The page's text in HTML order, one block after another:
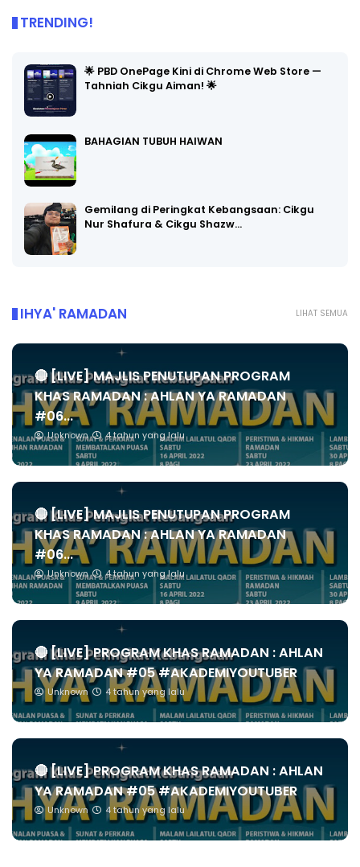
TRENDING!
🌟 PBD OnePage Kini di Chrome Web Store —
Tahniah Cikgu Aiman! 🌟
BAHAGIAN TUBUH HAIWAN
Gemilang di Peringkat Kebangsaan: Cikgu
Nur Shafura & Cikgu Shazw…
LIHAT SEMUA
IHYA' RAMADAN
🔴 [LIVE] MAJLIS PENUTUPAN PROGRAM
KHAS RAMADAN : AHLAN YA RAMADAN
#06...
Unknown 4 tahun yang lalu
🔴 [LIVE] MAJLIS PENUTUPAN PROGRAM
KHAS RAMADAN : AHLAN YA RAMADAN
#06...
Unknown 4 tahun yang lalu
🔴 [LIVE] PROGRAM KHAS RAMADAN : AHLAN
YA RAMADAN #05 #AKADEMIYOUTUBER
Unknown 4 tahun yang lalu
🔴 [LIVE] PROGRAM KHAS RAMADAN : AHLAN
YA RAMADAN #05 #AKADEMIYOUTUBER
Unknown 4 tahun yang lalu